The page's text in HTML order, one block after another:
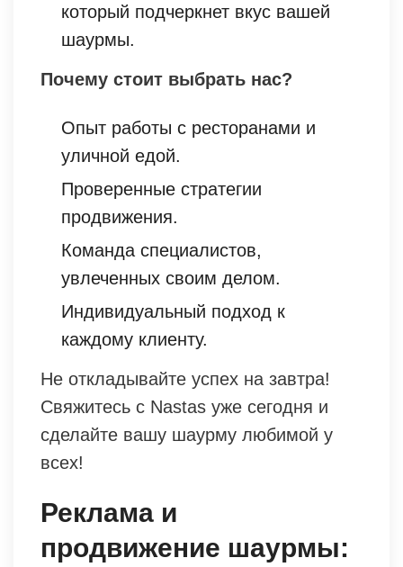
который подчеркнет вкус вашей
шаурмы.
Почему стоит выбрать нас?
Опыт работы с ресторанами и
уличной едой.
Проверенные стратегии
продвижения.
Команда специалистов,
увлеченных своим делом.
Индивидуальный подход к
каждому клиенту.
Не откладывайте успех на завтра!
Свяжитесь с Nastas уже сегодня и
сделайте вашу шаурму любимой у
всех!
Реклама и
продвижение шаурмы: